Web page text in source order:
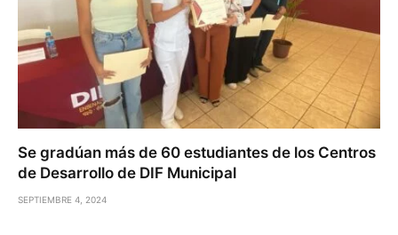
Se gradúan más de 60 estudiantes de los Centros
de Desarrollo de DIF Municipal
SEPTIEMBRE 4, 2024